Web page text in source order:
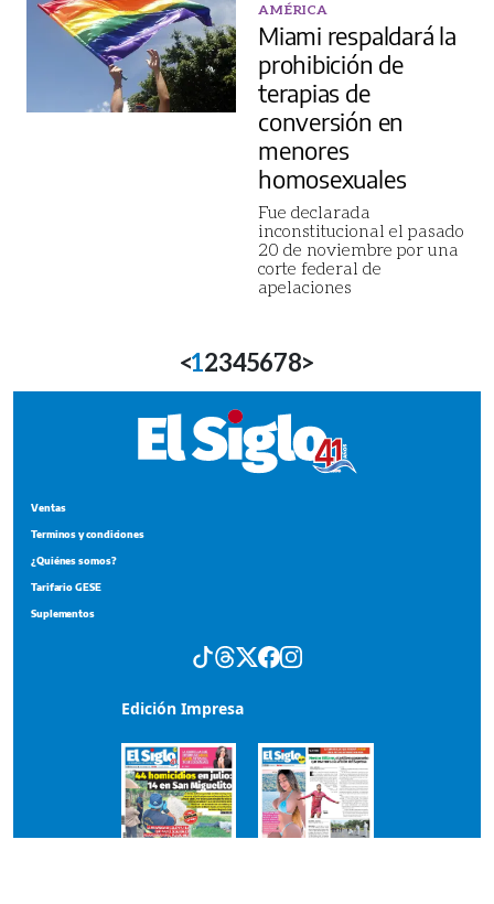
AMÉRICA
Miami respaldará la
prohibición de
terapias de
conversión en
menores
homosexuales
Fue declarada
inconstitucional el pasado
20 de noviembre por una
corte federal de
apelaciones
<12345678>
Ventas
Terminos y condiciones
¿Quiénes somos?
Tarifario GESE
Suplementos
Edición Impresa